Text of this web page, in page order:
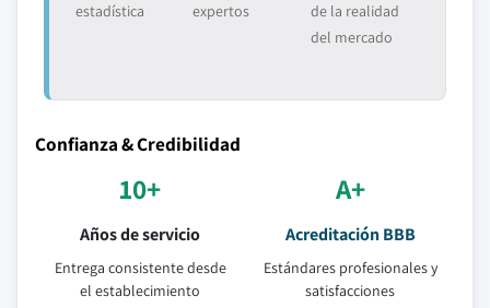
estadística
expertos
de la realidad
del mercado
Confianza & Credibilidad
10+
Años de servicio
Entrega consistente desde
el establecimiento
A+
Acreditación BBB
Estándares profesionales y
satisfacciones